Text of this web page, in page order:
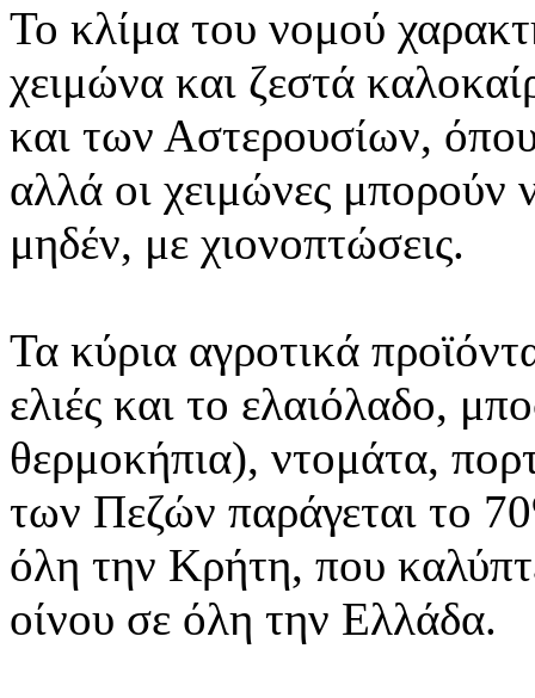
Το κλίμα του νομού
χειμώνα και ζεστά
και των Αστερουσίων,
αλλά οι χειμώνες μπορούν
μηδέν, με χιονοπτώσεις.
Τα κύρια αγροτικά
ελιές και το ελαιόλαδο,
θερμοκήπια), ντομάτα,
των Πεζών παράγεται το
όλη την Κρήτη, που
οίνου σε όλη την Ελλάδα.